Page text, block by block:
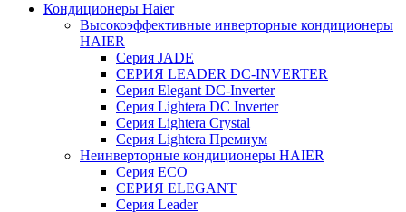
Кондиционеры Haier
Высокоэффективные инверторные кондиционеры
HAIER
Серия JADE
СЕРИЯ LEADER DC-INVERTER
Серия Elegant DC-Inverter
Серия Lightera DC Inverter
Серия Lightera Crystal
Серия Lightera Премиум
Неинверторные кондиционеры HAIER
Серия ECO
СЕРИЯ ELEGANT
Серия Leader